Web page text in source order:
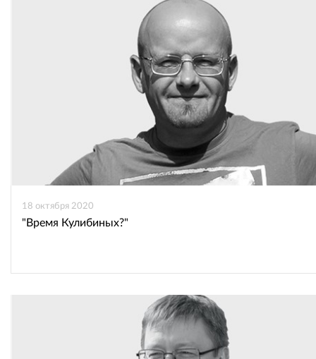
18 октября 2020
"Время Кулибиных?"